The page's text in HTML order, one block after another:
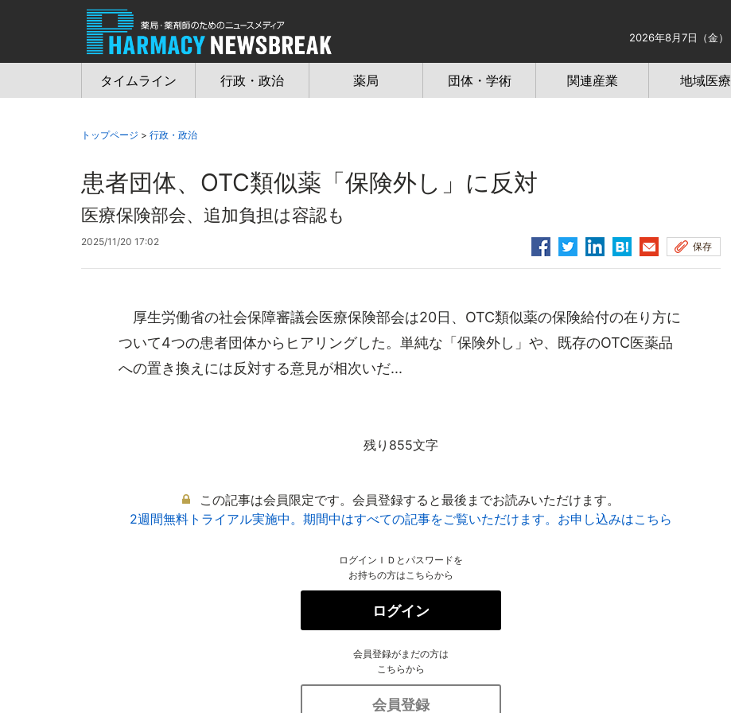
2026年8月7日（金）
タイムライン 行政・政治 薬局 団体・学術 関連産業 地域医療
トップページ > 行政・政治
患者団体、OTC類似薬「保険外し」に反対
医療保険部会、追加負担は容認も
2025/11/20 17:02 保存
厚生労働省の社会保障審議会医療保険部会は20日、OTC類似薬の保険給付の在り方に
ついて4つの患者団体からヒアリングした。単純な「保険外し」や、既存のOTC医薬品
への置き換えには反対する意見が相次いだ...
残り855文字
この記事は会員限定です。会員登録すると最後までお読みいただけます。
2週間無料トライアル実施中。期間中はすべての記事をご覧いただけます。お申し込みはこちら
ログインＩＤとパスワードを
お持ちの方はこちらから
ログイン
会員登録がまだの方は
こちらから
会員登録